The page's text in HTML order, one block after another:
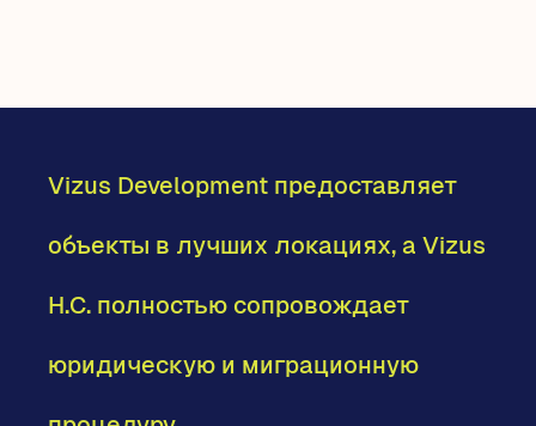
Vizus Development предоставляет
объекты в лучших локациях, а Vizus
H.C. полностью сопровождает
юридическую и миграционную